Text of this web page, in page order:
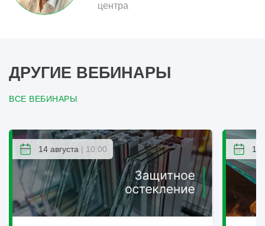
центра
ДРУГИЕ ВЕБИНАРЫ
ВСЕ ВЕБИНАРЫ
14 августа | 10:00 14